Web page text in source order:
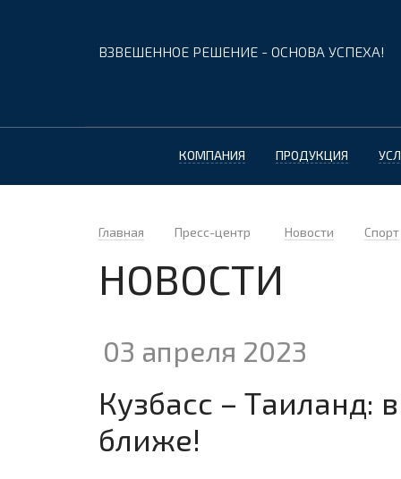
ВЗВЕШЕННОЕ РЕШЕНИЕ - ОСНОВА УСПЕХА!
КОМПАНИЯ ПРОДУКЦИЯ
Главная Пресс-центр Новости Спорт
НОВОСТИ
03 апреля 2023
Кузбасс – Таиланд:
ближе!